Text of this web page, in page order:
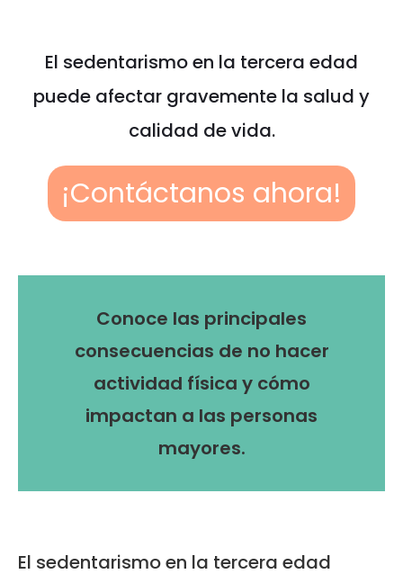
El sedentarismo en la tercera edad
puede afectar gravemente la salud y
calidad de vida.
¡Contáctanos ahora!
Conoce las principales
consecuencias de no hacer
actividad física y cómo
impactan a las personas
mayores.
El sedentarismo en la tercera edad